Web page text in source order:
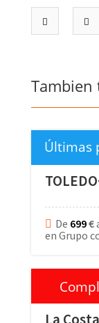
Últimas
De 699€
en Grupo
La